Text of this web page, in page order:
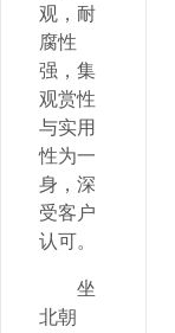
观，耐
腐性
强，集
观赏性
与实用
性为一
身，深
受客户
认可。
坐
北朝